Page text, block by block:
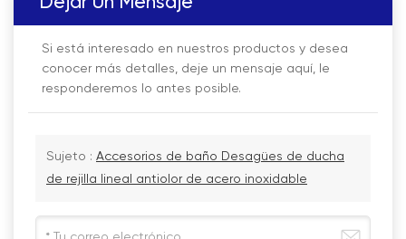
Si está interesado en nuestros productos y desea
conocer más detalles, deje un mensaje aquí, le
responderemos lo antes posible.
Sujeto : Accesorios de baño Desagües de ducha
de rejilla lineal antiolor de acero inoxidable